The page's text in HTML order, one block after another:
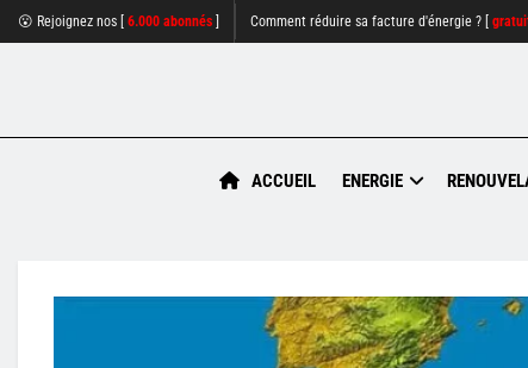
😮 Rejoignez nos [ 6.000 abonnés Comment réduire sa facture d'énergie ? [
ACCUEIL ENERGIE